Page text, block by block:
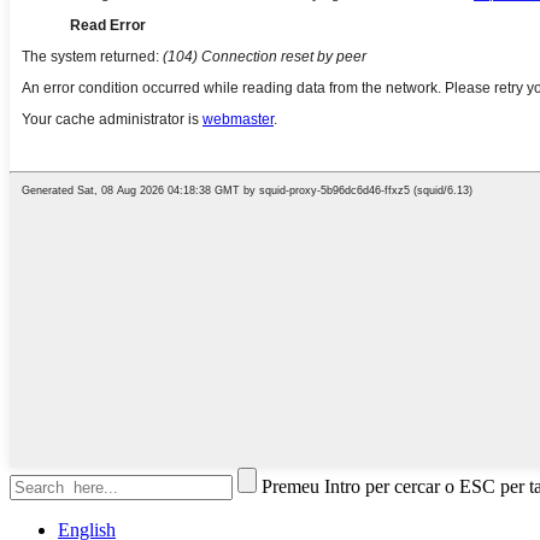
Premeu Intro per cercar o ESC per
English